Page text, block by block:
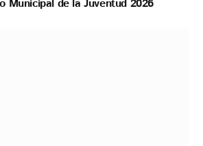
Municipal de la Juventud 2026